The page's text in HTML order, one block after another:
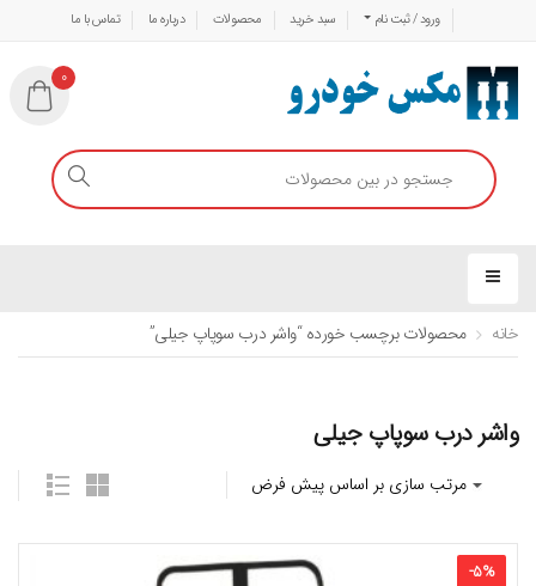
ورود / ثبت نام سبد خرید محصولات درباره ما تماس با ما
0
خانه محصولات برچسب خورده “واشر درب سوپاپ جیلی”
واشر درب سوپاپ جیلی
-5%